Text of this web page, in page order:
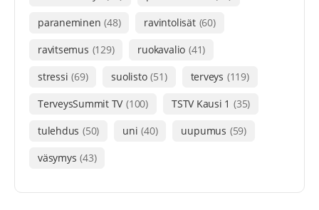
paraneminen (48) ravintolisät (60)
ravitsemus (129) ruokavalio (41)
stressi (69) suolisto (51) terveys (119)
TerveysSummit TV (100) TSTV Kausi 1 (35)
tulehdus (50) uni (40) uupumus (59)
väsymys (43)